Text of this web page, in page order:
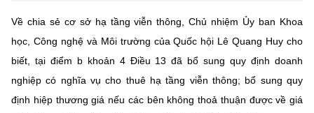
Về chia sẻ cơ sở hạ tầng viễn thông, Chủ nhiệm Ủy ban Khoa
học, Công nghệ và Môi trường của Quốc hội Lê Quang Huy cho
biết, tại điểm b khoản 4 Điều 13 đã bổ sung quy định doanh
nghiệp có nghĩa vụ cho thuê hạ tầng viễn thông; bổ sung quy
định hiệp thương giá nếu các bên không thoả thuận được về giá